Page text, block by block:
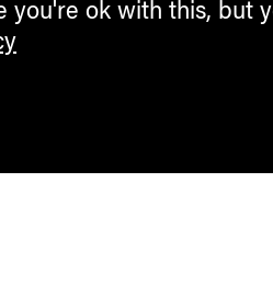
you're ok with this, but